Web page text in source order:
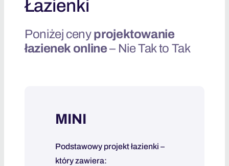
Łazienki
Poniżej cenyprojektowanie
łazienek online– Nie Tak to Tak
MINI
Podstawowy projekt łazienki –
który zawiera: